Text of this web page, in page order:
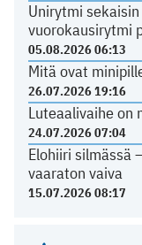
Unirytmi
vuorokausirytmi
05.08.2026 06:13
Mitä ovat
26.07.2026 19:16
Luteaalivaihe on
24.07.2026 07:04
Elohiiri silmässä
vaaraton vaiva
15.07.2026 08:17